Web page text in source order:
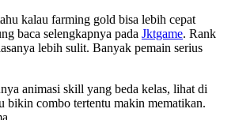
kalau farming gold bisa lebih cepat
baca selengkapnya pada Jktgame. Rank
lebih sulit. Banyak pemain serius
animasi skill yang beda kelas, lihat di
bikin combo tertentu makin mematikan.